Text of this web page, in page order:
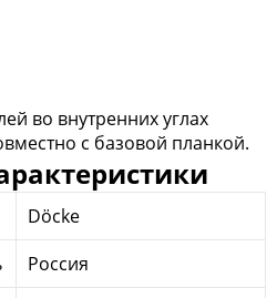
во внутренних углах
с базовой планкой.
Döcke
Россия